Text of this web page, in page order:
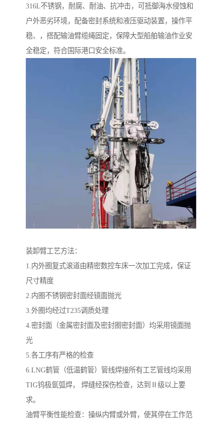
316L不锈钢，耐腐、耐油、抗冲击，可抵御海水侵蚀和
户外恶劣环境，配备密封系统和液压驱动装置，操作平
稳、，搭配输油臂缆绳固定，保障大型船舶输油作业安
全稳定，符合国际港口安全标准。
装卸臂工艺方法：
1.内外圈复式滚道由精密数控车床一次加工完成，保证
尺寸精度
2.内圈不锈钢密封面经镜面抛光
3.外圈均经过T235调质处理
4.密封面（金属密封面及密封圈密封面）均采用镜面抛
光
5.各工序有严格的检查
6.LNG鹤管（低温鹤管）管线焊接所有工艺管线均采用
TIG钨极氩弧焊， 焊缝经探伤检查，达到Ⅱ级以上要
求。
油臂平衡性能检查：操纵内臂或外臂，使其停在工作范